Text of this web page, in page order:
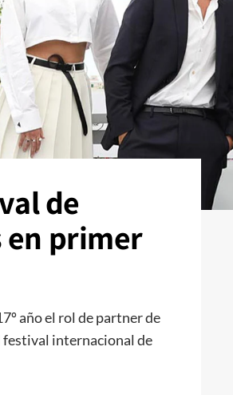
de
en primer
año el rol de partner de
festival internacional de